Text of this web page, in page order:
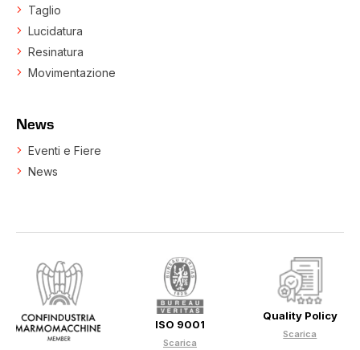
Taglio
Lucidatura
Resinatura
Movimentazione
News
Eventi e Fiere
News
ISO 9001
Scarica
Quality Policy
Scarica